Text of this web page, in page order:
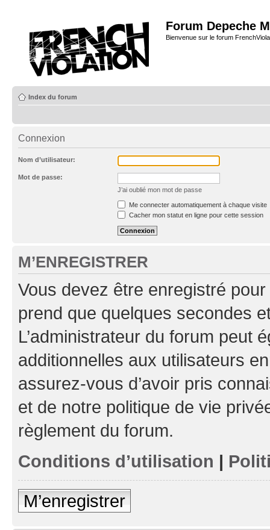
Forum Depeche
Bienvenue sur le forum
Index du forum
Connexion
Nom d’utilisateur:
Mot de passe:
J’ai oublié mon mot de passe
Me connecter automatiquement à chaque visite
Cacher mon statut en ligne pour cette session
M’ENREGISTRER
Vous devez être enregistré
prend que quelques secondes
L’administrateur du forum peut
additionnelles aux utilisateurs
assurez-vous d’avoir pris
et de notre politique de vie
règlement du forum.
Conditions d’utilisation |
M’enregistrer